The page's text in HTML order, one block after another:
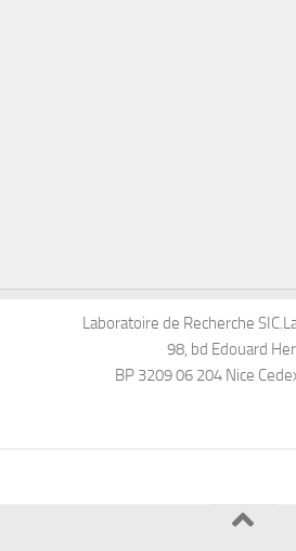
Laboratoire de Recherche
98, bd Edouard
BP 3209 06 204 Nice